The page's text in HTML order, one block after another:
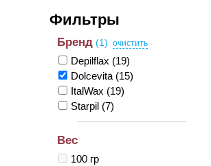
Бренд (1)
Depilflax (19)
Dolcevita (15)
ItalWax (19)
Starpil (7)
Вес
100 гр